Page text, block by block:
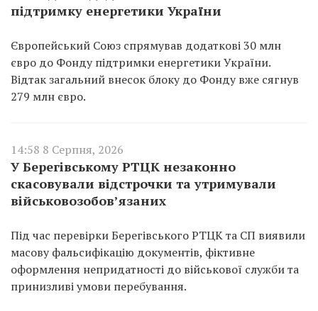
підтримку енергетики України
Європейський Союз спрямував додаткові 30 млн
євро до Фонду підтримки енергетики України.
Відтак загальний внесок блоку до Фонду вже сягнув
279 млн євро.
14:58 8 Серпня, 2026
У Берегівському РТЦК незаконно
скасовували відстрочки та утримували
військовозобов’язаних
Під час перевірки Берегівського РТЦК та СП виявили
масову фальсифікацію документів, фіктивне
оформлення непридатності до військової служби та
принизливі умови перебування.